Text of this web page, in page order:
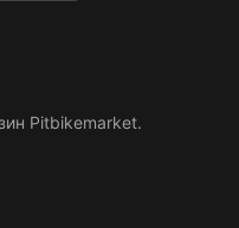
Pitbikemarket.